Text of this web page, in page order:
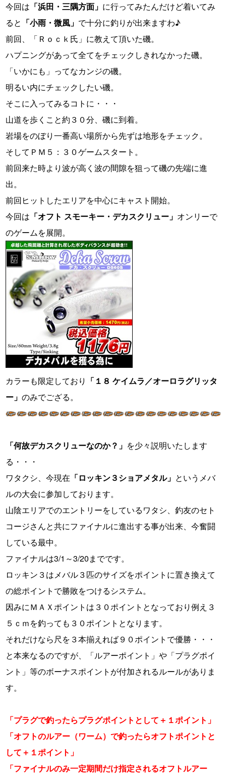
今回は 「浜田・三隅方面」 に行ってみたんだけど着いてみ
ると 「小雨・微風」 で十分に釣りが出来ますわ♪
前回、「Ｒｏｃｋ氏」に教えて頂いた磯。
ハプニングがあって全てをチェックしきれなかった磯。
「いかにも」ってなカンジの磯。
明るい内にチェックしたい磯。
そこに入ってみるコトに・・・
山道を歩くこと約３０分、磯に到着。
岩場をのぼり一番高い場所から先ずは地形をチェック。
そしてＰＭ５：３０ゲームスタート。
前回来た時より波が高く波の間隙を狙って磯の先端に進
出。
前回ヒットしたエリアを中心にキャスト開始。
今回は 「オフト スモーキー・デカスクリュー」 オンリーで
のゲームを展開。
カラーも限定しており 「１８ ケイムラ／オーロラグリッタ
ー」のみでござる。
「何故デカスクリューなのか？」 を少々説明いたします
る・・・
ワタクシ、今現在 「ロッキン３ショアメタル」 というメバ
ルの大会に参加しております。
山陰エリアでのエントリーをしているワタシ、釣友のセト
コージさんと共にファイナルに進出する事が出来、今奮闘
している最中。
ファイナルは3/1～3/20までです。
ロッキン３はメバル３匹のサイズをポイントに置き換えて
の総ポイントで勝敗をつけるシステム。
因みにＭＡＸポイントは３０ポイントとなっており例え３
５ｃｍを釣っても３０ポイントとなります。
それだけなら尺を３本揃えれば９０ポイントで優勝・・・
と本来なるのですが、「ルアーポイント」や「プラグポイ
ント」等のボーナスポイントが付加されるルールがありま
す。
「プラグで釣ったらプラグポイントとして＋１ポイント」
「オフトのルアー（ワーム）で釣ったらオフトポイントと
して＋１ポイント」
「ファイナルのみ一定期間だけ指定されるオフトルアー